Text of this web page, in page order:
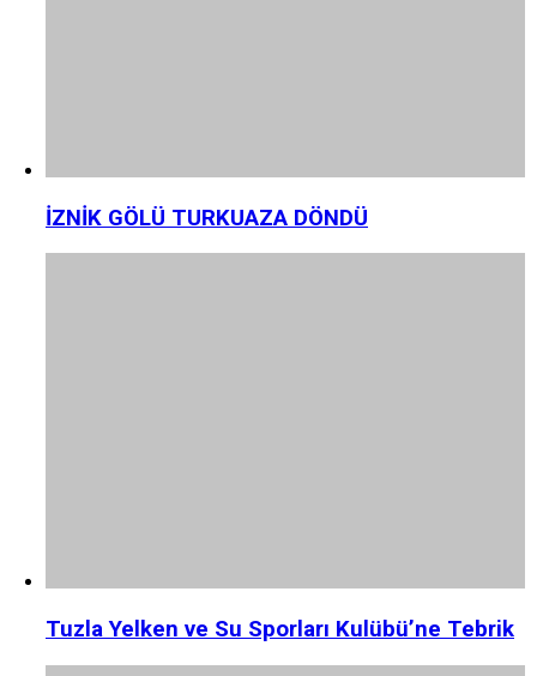
İZNİK GÖLÜ TURKUAZA DÖNDÜ
Tuzla Yelken ve Su Sporları Kulübü’ne Tebrik